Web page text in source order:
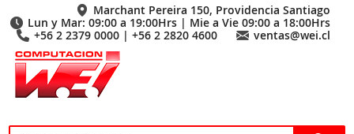
Marchant Pereira 150, Providencia Santiago
Lun y Mar: 09:00 a 19:00Hrs | Mie a Vie 09:00 a 18:00Hrs
+56 2 2379 0000 | +56 2 2820 4600
ventas@wei.cl